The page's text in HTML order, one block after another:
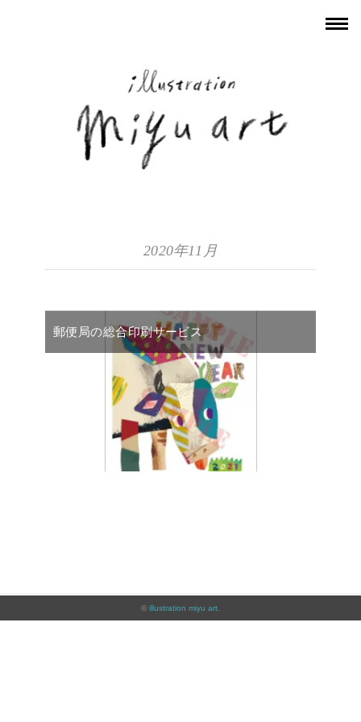
2020年11月
郵便局の総合印刷サービス
© illustration miyu art